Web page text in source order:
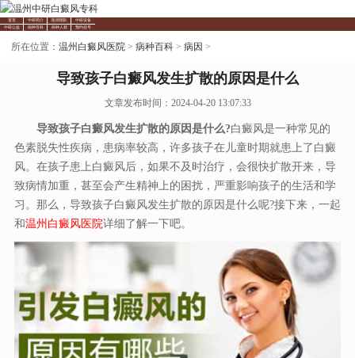
首页 中研简介 医师团队
中研设备
中研公益
病种百科 病种人群 预约挂号
所在位置： 温州白癜风医院 > 病种百科 > 病因 >
导致孩子白癜风发生扩散的原因是什么
文章发布时间：2024-04-20 13:07:33
导致孩子白癜风发生扩散的原因是什么?白癜风是一种常见的
色素脱失性疾病，患病率较高，许多孩子在儿童时期就患上了白癜
风。在孩子患上白癜风后，如果不及时治疗，会很快扩散开来，导
致病情加重，甚至会产生精神上的困扰，严重影响孩子的生活和学
习。那么，导致孩子白癜风发生扩散的原因是什么呢?接下来，一起
和温州白癜风医院详细了解一下吧。